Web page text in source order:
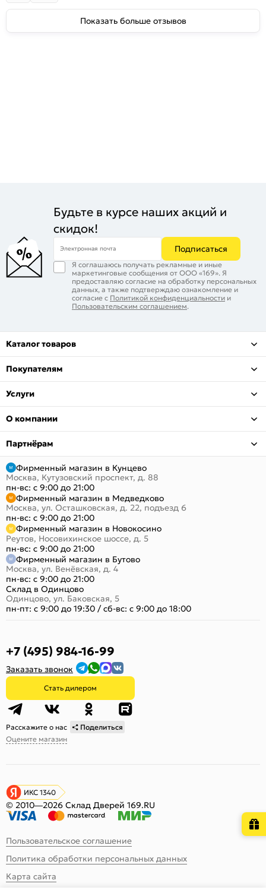
Показать больше отзывов
Будьте в курсе наших акций и
скидок!
Электронная почта Подписаться
Я соглашаюсь получать рекламные и иные
маркетинговые сообщения от ООО «169». Я
предоставляю согласие на обработку персональных
данных, а также подтверждаю ознакомление и
согласие с Политикой конфиденциальности и
Пользовательским соглашением.
Каталог товаров
Покупателям
Услуги
О компании
Партнёрам
Фирменный магазин в Кунцево
Москва, Кутузовский проспект, д. 88
пн-вс: с 9:00 до 21:00
Фирменный магазин в Медведково
Москва, ул. Осташковская, д. 22, подъезд 6
пн-вс: с 9:00 до 21:00
Фирменный магазин в Новокосино
Реутов, Носовихинское шоссе, д. 5
пн-вс: с 9:00 до 21:00
Фирменный магазин в Бутово
Москва, ул. Венёвская, д. 4
пн-вс: с 9:00 до 21:00
Склад в Одинцово
Одинцово, ул. Баковская, 5
пн-пт: с 9:00 до 19:30 /сб-вс: с 9:00 до 18:00
+7 (495) 984-16-99
Заказать звонок
Стать дилером
Расскажите о нас
Поделиться
Оцените магазин
ИКС 1340
© 2010—2026 Склад Дверей 169.RU
Пользовательское соглашение
Политика обработки персональных данных
Карта сайта